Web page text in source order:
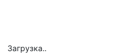
Загрузка..